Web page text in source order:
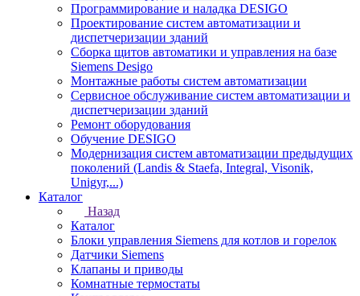
Программирование и наладка DESIGO
Проектирование систем автоматизации и
диспетчеризации зданий
Сборка щитов автоматики и управления на базе
Siemens Desigo
Монтажные работы систем автоматизации
Сервисное обслуживание систем автоматизации и
диспетчеризации зданий
Ремонт оборудования
Обучение DESIGO
Модернизация систем автоматизации предыдущих
поколений (Landis & Staefa, Integral, Visonik,
Unigyr,...)
Каталог
Назад
Каталог
Блоки управления Siemens для котлов и горелок
Датчики Siemens
Клапаны и приводы
Комнатные термостаты